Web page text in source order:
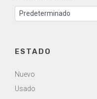
ESTADO
Nuevo
Usado